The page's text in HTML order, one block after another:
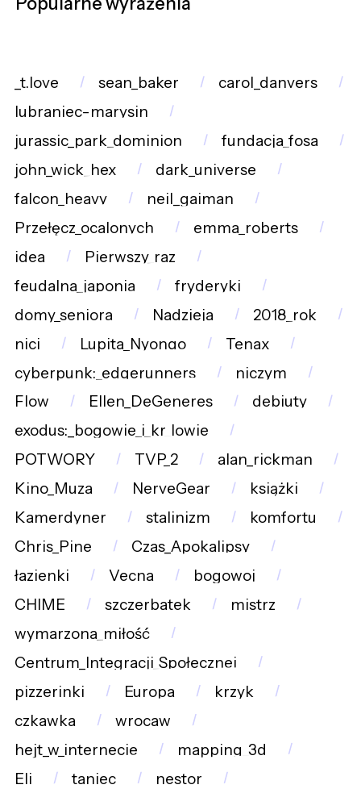
_t.love sean_baker
carol_danvers
lubraniec-marysin
jurassic_park_dominion
fundacja_fosa
john_wick_hex
dark_universe
falcon_heavy
neil_gaiman
Przełęcz_ocalonych
emma_roberts
idea
Pierwszy_raz
feudalna_japonia
fryderyki
domy_seniora
Nadzieja
2018_rok
nici
Lupita_Nyongo
Tenax
cyberpunk:_edgerunners
niczym
Flow
Ellen_DeGeneres
debiuty
exodus:_bogowie_i_kr_lowie
POTWORY
TVP_2
alan_rickman
Kino_Muza
NerveGear
książki
Kamerdyner
stalinizm
komfortu
Chris_Pine
Czas_Apokalipsy
łazienki
Vecna
bogowoj
CHIME
szczerbatek
mistrz
wymarzona_miłość
Centrum_Integracji_Społecznej
pizzerinki
Europa
krzyk
czkawka
wrocaw
hejt_w_internecie
mapping_3d
Eli
taniec
nestor